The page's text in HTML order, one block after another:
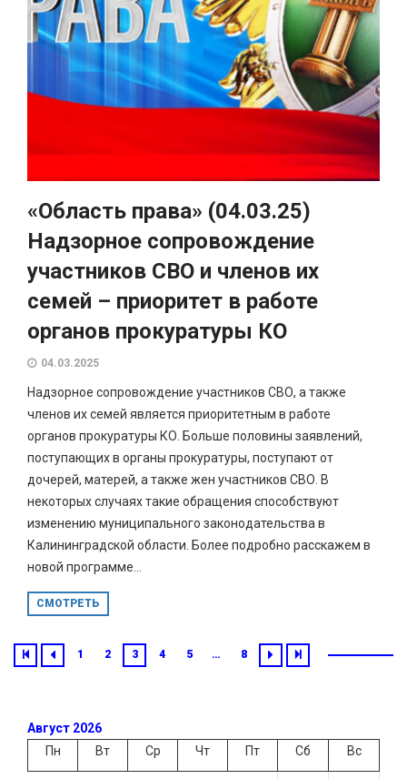
«Область права» (04.03.25)
Надзорное сопровождение
участников СВО и членов их
семей – приоритет в работе
органов прокуратуры КО
04.03.2025
Надзорное сопровождение участников СВО, а также
членов их семей является приоритетным в работе
органов прокуратуры КО. Больше половины заявлений,
поступающих в органы прокуратуры, поступают от
дочерей, матерей, а также жен участников СВО. В
некоторых случаях такие обращения способствуют
изменению муниципального законодательства в
Калининградской области. Более подробно расскажем в
новой программе...
СМОТРЕТЬ
1 2 3 4 5 … 8
Август 2026
Пн
Вт Ср Чт Пт Сб Вс